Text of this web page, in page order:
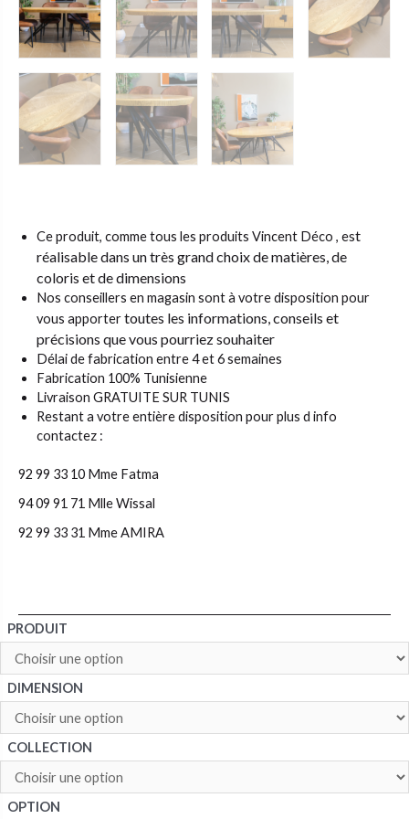
Ce produit, comme tous les produits Vincent Déco , est
réalisable dans un très grand choix de matières, de
coloris et de dimensions
Nos conseillers en magasin sont à votre disposition pour
vous apportertoutes les informations, conseils et
précisions que vous pourriez souhaiter
Délai de fabrication entre 4 et 6 semaines
Fabrication 100% Tunisienne
Livraison GRATUITE SUR TUNIS
Restant a votre entière disposition pour plus d info
contactez :
92 99 33 10 Mme Fatma
94 09 91 71 Mlle Wissal
92 99 33 31 Mme AMIRA
PRODUIT
DIMENSION
COLLECTION
OPTION